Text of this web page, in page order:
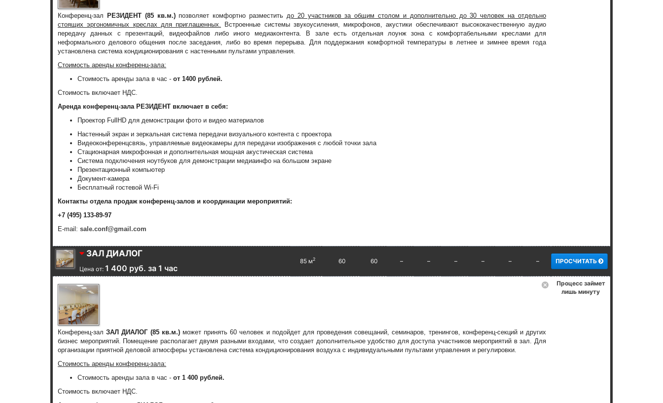
Конференц-зал РЕЗИДЕНТ (85 кв.м.)позволяет комфортно разместить до 20 участников за общим столом и дополнительно до 30 человек на отдельно
стоящих эргономичных креслах для приглашенных.
Встроенные системы звукоусиления, микрофонов, акустики обеспечивают высококачественную аудио
передачу данных с презентаций, видеофайлов либо иного медиаконтента. В зале есть отдельная лоунж зона с комфортабельными креслами для
неформального делового общения после заседания, либо во время перерыва. Для поддержания комфортной температуры в летнее и зимнее время года
установлена система кондиционирования с настенными пультами управления.
Стоимость аренды конференц-зала:
Стоимость аренды зала в час - от 1400 рублей.
Стоимость включает НДС.
Аренда конференц-зала РЕЗИДЕНТ включает в себя:
Проектор FullHD для демонстрации фото и видео материалов
Настенный экран и зеркальная система передачи визуального контента с проектора
Видеоконференцсвязь, управляемые видеокамеры для передачи изображения с любой точки зала
Стационарная микрофонная и дополнительная мощная акустическая система
Система подключения ноутбуков для демонстрации медиаинфо на большом экране
Презентационный компьютер
Документ-камера
Бесплатный гостевой Wi-Fi
Контакты отдела продаж конференц-залов и координации мероприятий:
+7 (495) 133-89-97
E-mail: sale.conf@gmail.com
ЗАЛ ДИАЛОГ
Цена от: 1 400 руб. за 1 час
85 м2 60 60 – – – – – – ПРОСЧИТАТЬ
Конференц-залЗАЛ ДИАЛОГ (85 кв.м.)может принять 60 человек и подойдет для проведения совещаний, семинаров, тренингов, конференц-секций и других
бизнес мероприятий. Помещение располагает двумя разными входами, что создает дополнительное удобство для доступа участников мероприятий в зал. Для
организации приятной деловой атмосферы установлена система кондиционирования воздуха с индивидуальными пультами управления и регулировки.
Стоимость аренды конференц-зала:
Стоимость аренды зала в час - от 1 400 рублей.
Стоимость включает НДС.
Процесс займет
лишь минуту